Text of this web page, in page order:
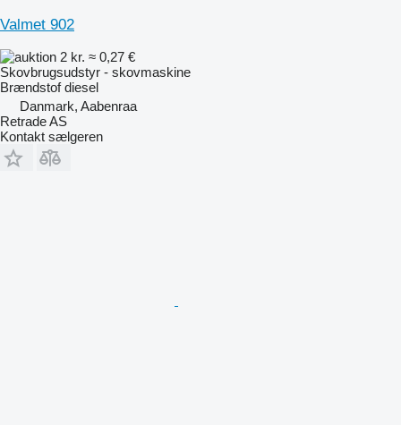
Valmet 902
2 kr. ≈ 0,27 €
Skovbrugsudstyr - skovmaskine
Brændstof diesel
Danmark, Aabenraa
Retrade AS
Kontakt sælgeren